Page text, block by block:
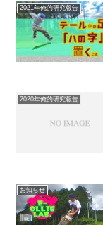
2021年俺的研究報告
2020年俺的研究報告
お知らせ